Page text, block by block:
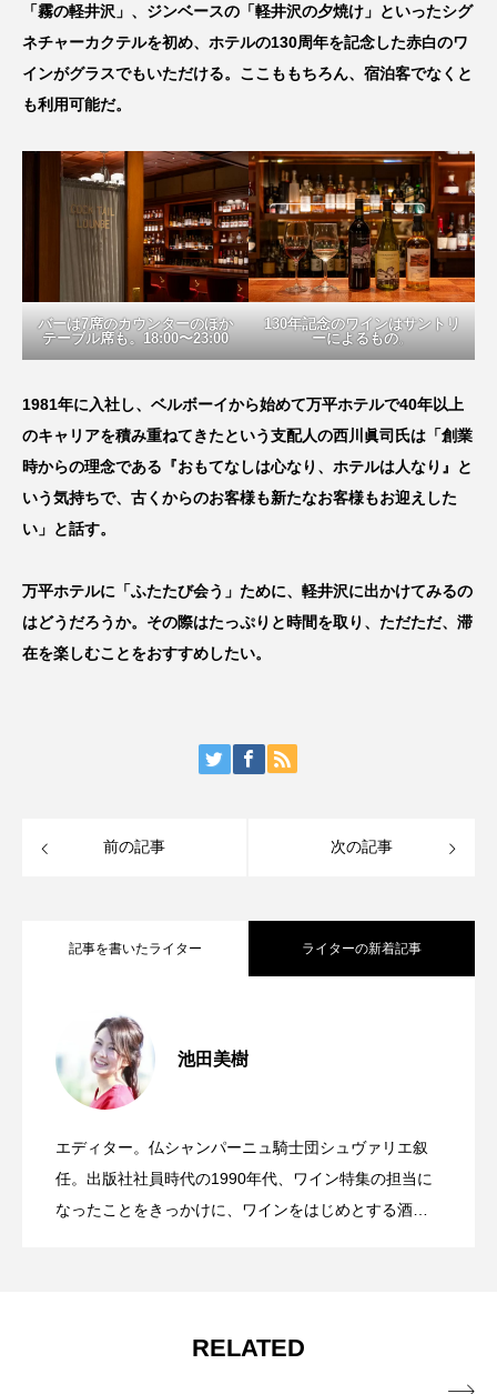
「霧の軽井沢」、ジンベースの「軽井沢の夕焼け」といったシグ
ネチャーカクテルを初め、ホテルの130周年を記念した赤白のワ
インがグラスでもいただける。ここももちろん、宿泊客でなくと
も利用可能だ。
バーは7席のカウンターのほか
テーブル席も。18:00〜23:00
130年記念のワインはサントリ
ーによるもの。
1981年に入社し、ベルボーイから始めて万平ホテルで40年以上
のキャリアを積み重ねてきたという支配人の西川眞司氏は「創業
時からの理念である『おもてなしは心なり、ホテルは人なり』と
いう気持ちで、古くからのお客様も新たなお客様もお迎えした
い」と話す。
万平ホテルに「ふたたび会う」ために、軽井沢に出かけてみるの
はどうだろうか。その際はたっぷりと時間を取り、ただただ、滞
在を楽しむことをおすすめしたい。
前の記事 次の記事
記事を書いたライター ライターの新着記事
池田美樹
エディター。仏シャンパーニュ騎士団シュヴァリエ叙
任。出版社社員時代の1990年代、ワイン特集の担当に
なったことをきっかけに、ワインをはじめとする酒と
2025.09.07
ーブ」の新章〜BRIANZA OSAKA グラン
2024.11.29
を知る「GREAT フード＆ドリンクキャン
2024.10.18 軽井沢「万平ホテル」リニューアルオー
RELATED
